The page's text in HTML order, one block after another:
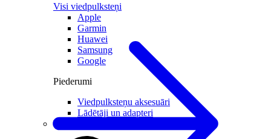
Visi viedpulksteņi
Apple
Garmin
Huawei
Samsung
Google
Piederumi
Viedpulksteņu aksesuāri
Lādētāji un adapteri
Viedierīces